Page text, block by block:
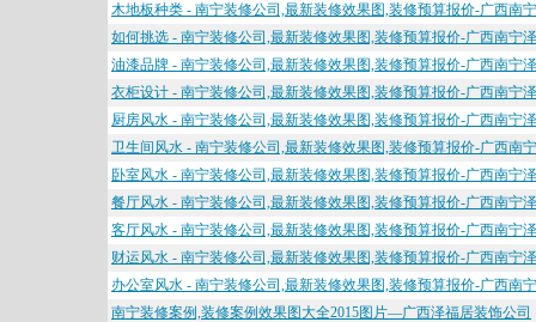
木地板种类 - 南宁装修公司,最新装修效果图,装修预算报价-广西南
如何挑选 - 南宁装修公司,最新装修效果图,装修预算报价-广西南宁
油漆品牌 - 南宁装修公司,最新装修效果图,装修预算报价-广西南宁
衣柜设计 - 南宁装修公司,最新装修效果图,装修预算报价-广西南宁
厨房风水 - 南宁装修公司,最新装修效果图,装修预算报价-广西南宁
卫生间风水 - 南宁装修公司,最新装修效果图,装修预算报价-广西南
卧室风水 - 南宁装修公司,最新装修效果图,装修预算报价-广西南宁
餐厅风水 - 南宁装修公司,最新装修效果图,装修预算报价-广西南宁
客厅风水 - 南宁装修公司,最新装修效果图,装修预算报价-广西南宁
财运风水 - 南宁装修公司,最新装修效果图,装修预算报价-广西南宁
办公室风水 - 南宁装修公司,最新装修效果图,装修预算报价-广西南
南宁装修案例,装修案例效果图大全2015图片—广西泽福居装饰公司